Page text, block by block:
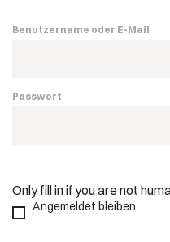
Benutzername oder E-Mail
Passwort
Only fill in if you are not
Angemeldet bleiben